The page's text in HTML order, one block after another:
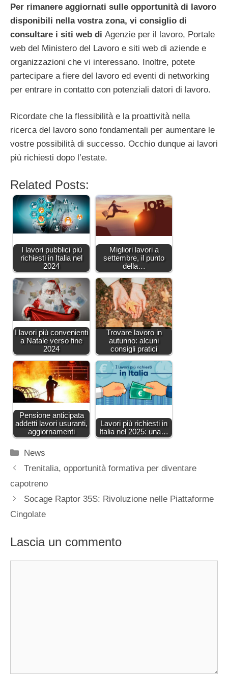
Per rimanere aggiornati sulle opportunità di lavoro
disponibili nella vostra zona, vi consiglio di
consultare i siti web di Agenzie per il lavoro, Portale
web del Ministero del Lavoro e siti web di aziende e
organizzazioni che vi interessano. Inoltre, potete
partecipare a fiere del lavoro ed eventi di networking
per entrare in contatto con potenziali datori di lavoro.
Ricordate che la flessibilità e la proattività nella
ricerca del lavoro sono fondamentali per aumentare le
vostre possibilità di successo. Occhio dunque ai lavori
più richiesti dopo l’estate.
Related Posts:
I lavori pubblici più
richiesti in Italia nel
2024
Migliori lavori a
settembre, il punto
della…
I lavori più convenienti
a Natale verso fine
2024
Trovare lavoro in
autunno: alcuni
consigli pratici
Pensione anticipata
addetti lavori usuranti,
aggiornamenti
Lavori più richiesti in
Italia nel 2025: una…
Categorie
News
Trenitalia, opportunità formativa per diventare
capotreno
Socage Raptor 35S: Rivoluzione nelle Piattaforme
Cingolate
Lascia un commento